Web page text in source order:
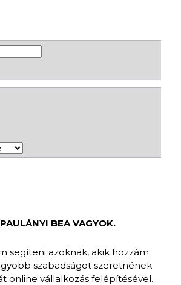
BEA VAGYOK.
segíteni azoknak, akik hozzám
szabadságot szeretnének
online vállalkozás felépítésével.